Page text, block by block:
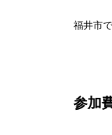
福井市
参